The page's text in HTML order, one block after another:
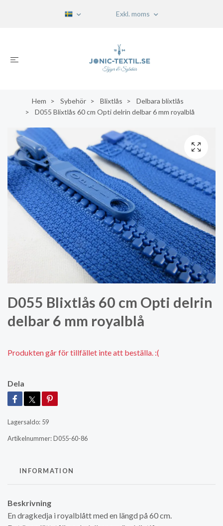
Exkl. moms
Hem Sybehör Blixtlås
Delbara blixtlås
D055 Blixtlås 60 cm Opti delrin delbar 6 mm royalblå
D055 Blixtlås 60 cm Opti delrin
delbar 6 mm royalblå
Produkten går för tillfället inte att beställa. :(
Dela
Lagersaldo: 59
Artikelnummer:D055-60-86
INFORMATION
Beskrivning
En dragkedja i royalblått med en längd på 60 cm.